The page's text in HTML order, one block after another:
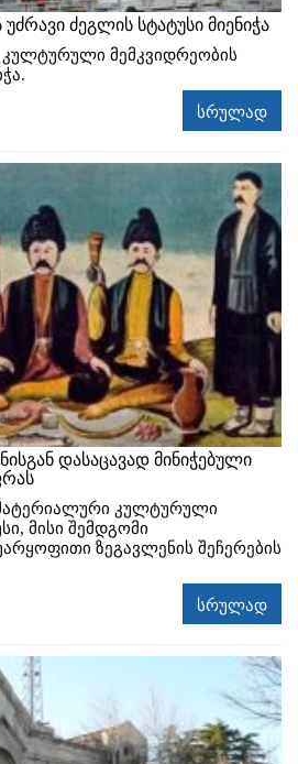
ძეგლის სტატუსი მიენიჭა
კულტურული მემკვიდრეობის
სრულად
დასაცავად მინიჭებული
კულტურული
მისი შემდგომი
ზეგავლენის შეჩერების
სრულად